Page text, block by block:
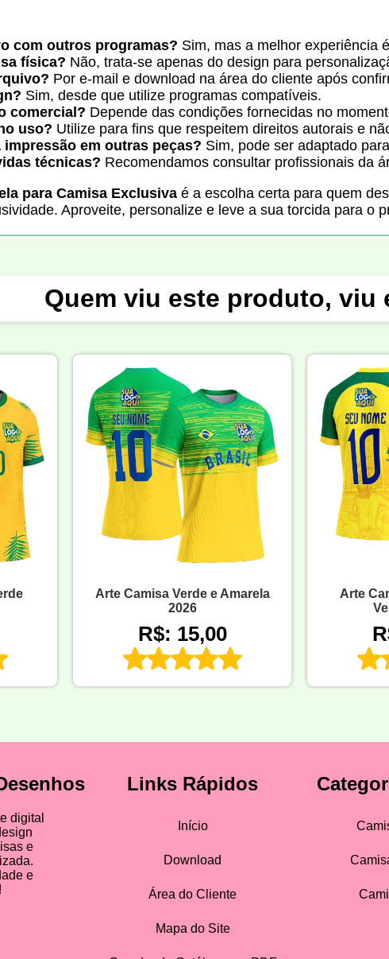
com outros programas? Sim, mas a melhor experiência
física? Não, trata-se apenas do design para
Por e-mail e download na área do cliente após
Sim, desde que utilize programas compatíveis.
comercial? Depende das condições fornecidas no
uso? Utilize para fins que respeitem direitos autorais e
em outras peças? Sim, pode ser adaptado
técnicas? Recomendamos consultar profissionais da
para Camisa Exclusiva é a escolha certa para quem
Aproveite, personalize e leve a sua torcida para o
Quem viu este produto, viu
Arte Camisa Verde e Amarela
2026
R$: 15,00
Arte
digital
e
e
Links Rápidos
Início
Download
Área do Cliente
Mapa do Site